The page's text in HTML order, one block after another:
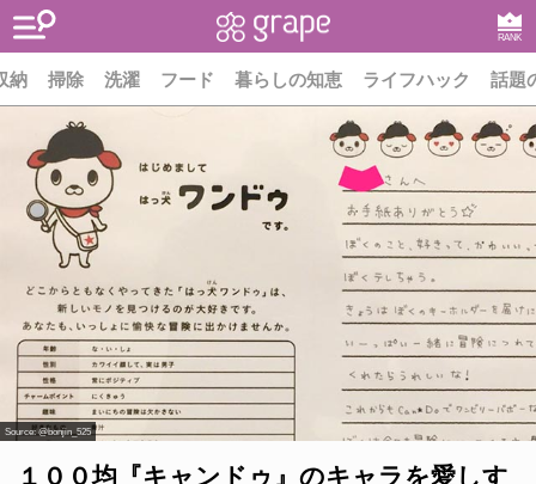
RANK
納 掃除 洗濯 フード 暮らしの知恵 ライフハック 話題
Source:@bonjin_525
１００均『キャンドゥ』のキャラを愛しす